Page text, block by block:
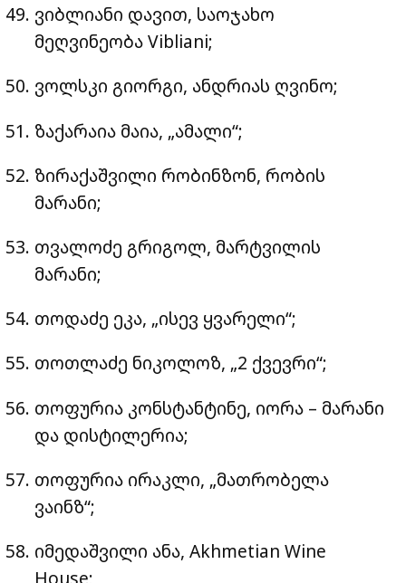
ვიბლიანი დავით, საოჯახო
მეღვინეობა Vibliani;
ვოლსკი გიორგი, ანდრიას ღვინო;
ზაქარაია მაია, „ამალი“;
ზირაქაშვილი რობინზონ, რობის
მარანი;
თვალოძე გრიგოლ, მარტვილის
მარანი;
თოდაძე ეკა, „ისევ ყვარელი“;
თოთლაძე ნიკოლოზ, „2 ქვევრი“;
თოფურია კონსტანტინე, იორა – მარანი
და დისტილერია;
თოფურია ირაკლი, „მათრობელა
ვაინზ“;
იმედაშვილი ანა, Akhmetian Wine
House;